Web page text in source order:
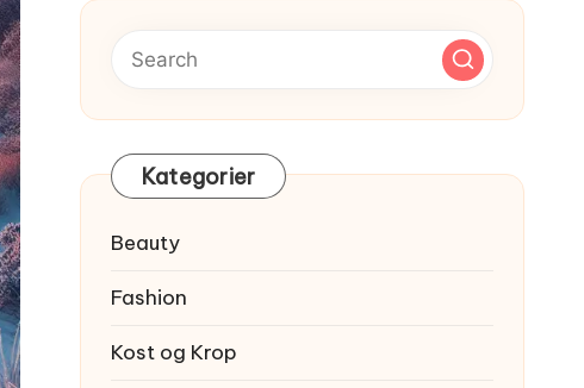
Kategorier
Beauty
Fashion
Kost og Krop